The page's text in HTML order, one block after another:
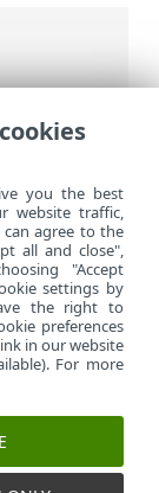
>
you the best
website traffic,
can agree to the
all and close",
"Accept
settings by
the right to
preferences
in our website
For more